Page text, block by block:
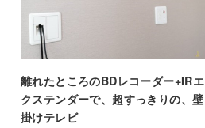
離れたところのBDレコーダー+IRエ
クステンダーで、超すっきりの、壁
掛けテレビ